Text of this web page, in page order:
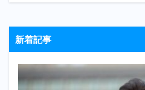
新着記事